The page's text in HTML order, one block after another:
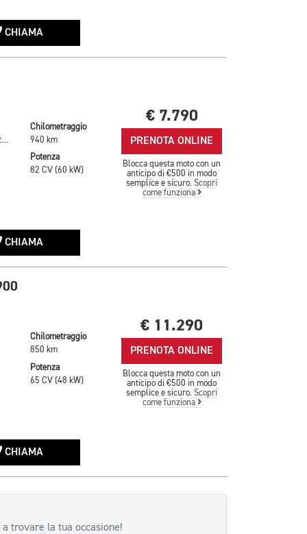
CHIAMA
Grigio Metallizzato
Chilometraggio
940 km
Potenza
82 CV (60 kW)
€ 7.790
PRENOTA ONLINE
Blocca questa moto con un
anticipo di €500 in modo
semplice e sicuro.Scopri
come funziona
CHIAMA
Chilometraggio
850 km
Potenza
65 CV (48 kW)
€ 11.290
PRENOTA ONLINE
Blocca questa moto con un
anticipo di €500 in modo
semplice e sicuro.Scopri
come funziona
CHIAMA
trovare la tua occasione!